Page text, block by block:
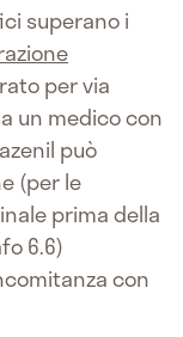
superano i
per via
un medico con
può
(per le
prima della
6.6)
con